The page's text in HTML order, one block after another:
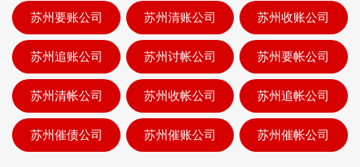
苏州要账公司 苏州清账公司 苏州收账公司
苏州追账公司 苏州讨帐公司 苏州要帐公司
苏州清帐公司 苏州收帐公司 苏州追帐公司
苏州催债公司 苏州催账公司 苏州催帐公司